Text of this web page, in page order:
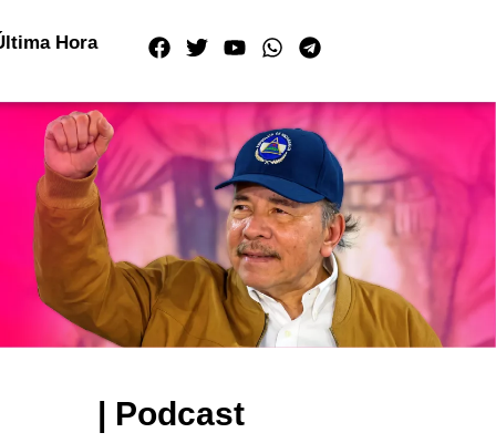
Hora
| Podcast